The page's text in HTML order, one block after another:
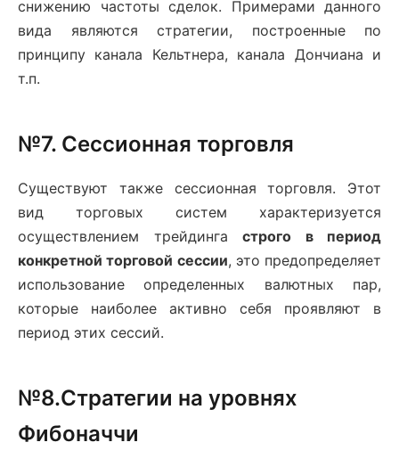
снижению частоты сделок. Примерами данного
вида являются стратегии, построенные по
принципу канала Кельтнера, канала Дончиана и
т.п.
№7. Сессионная торговля
Существуют также сессионная торговля. Этот
вид торговых систем характеризуется
осуществлением трейдинга строго в период
конкретной торговой сессии, это предопределяет
использование определенных валютных пар,
которые наиболее активно себя проявляют в
период этих сессий.
№8.Стратегии на уровнях
Фибоначчи